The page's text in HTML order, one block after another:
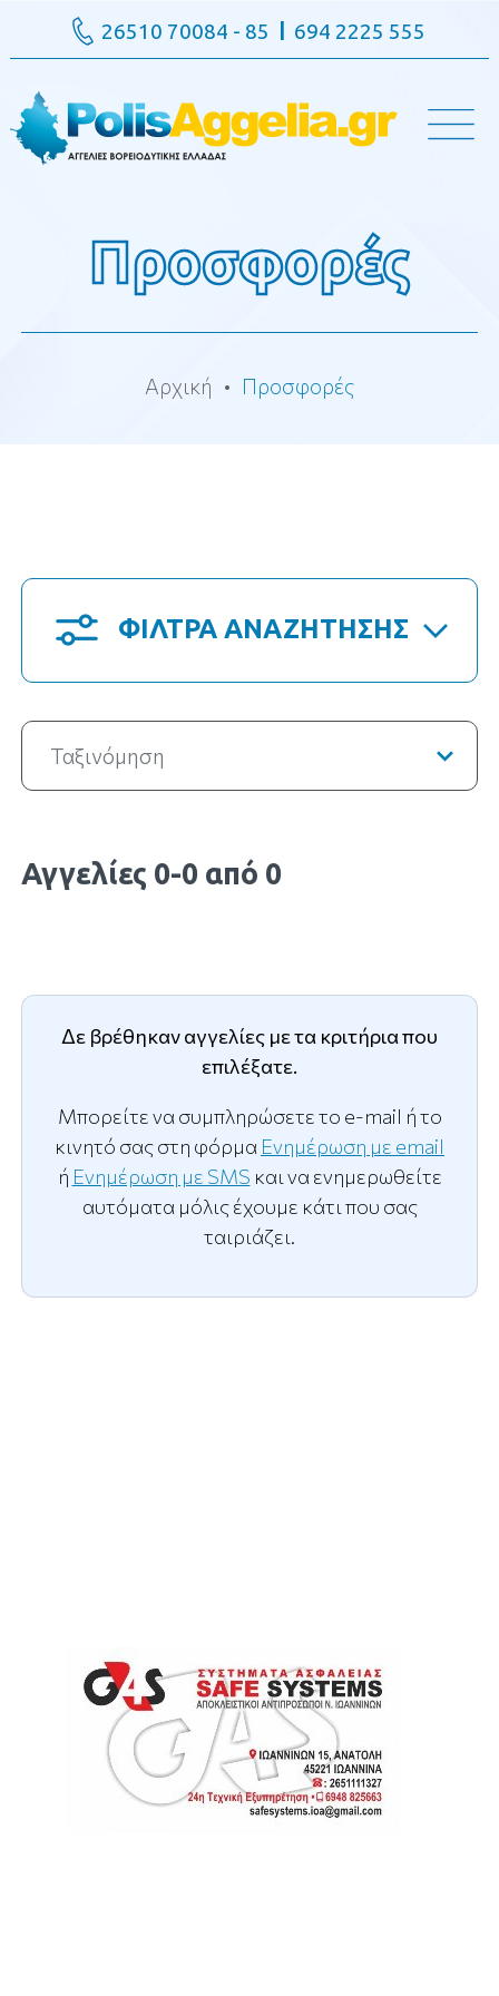
26510 70084 - 85 694 2225 555
Προσφορές
Αρχική Προσφορές
ΦΙΛΤΡΑ ΑΝΑΖΗΤΗΣΗΣ
Αγγελίες 0-0 από 0
Ταξινόμηση
Δε βρέθηκαν αγγελίες με τα κριτήρια που
επιλέξατε.
Μπορείτε να συμπληρώσετε το e-mail ή το
κινητό σας στη φόρμα Ενημέρωση με email
ή Ενημέρωση με SMS και να ενημερωθείτε
αυτόματα μόλις έχουμε κάτι που σας
ταιριάζει.